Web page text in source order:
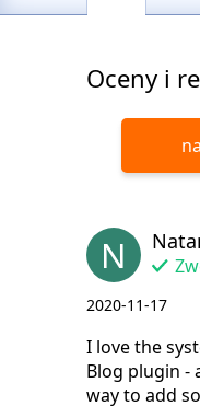
Oceny i
N
2020-11-17
I love the
Blog plugin -
way to add